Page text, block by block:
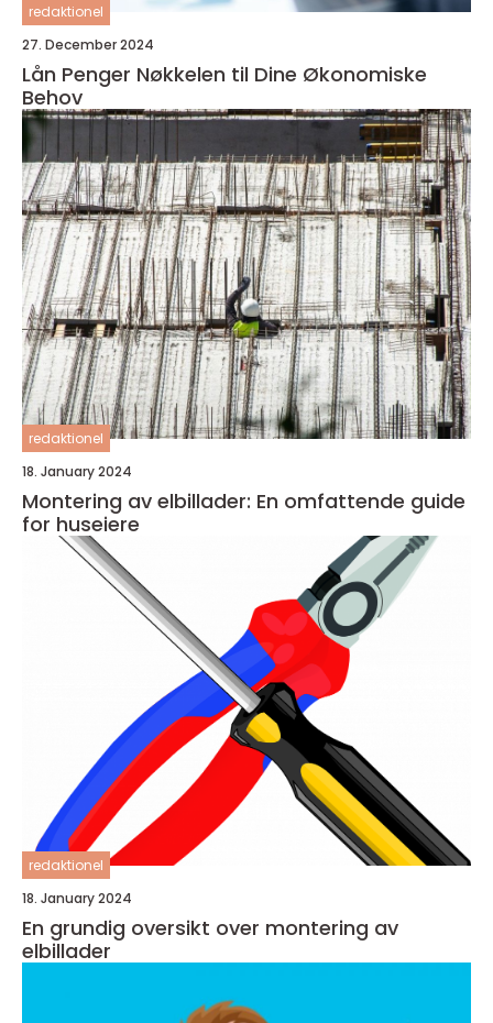
redaktionel
27. December 2024
Lån Penger Nøkkelen til Dine Økonomiske
Behov
redaktionel
18. January 2024
Montering av elbillader: En omfattende guide
for huseiere
redaktionel
18. January 2024
En grundig oversikt over montering av
elbillader